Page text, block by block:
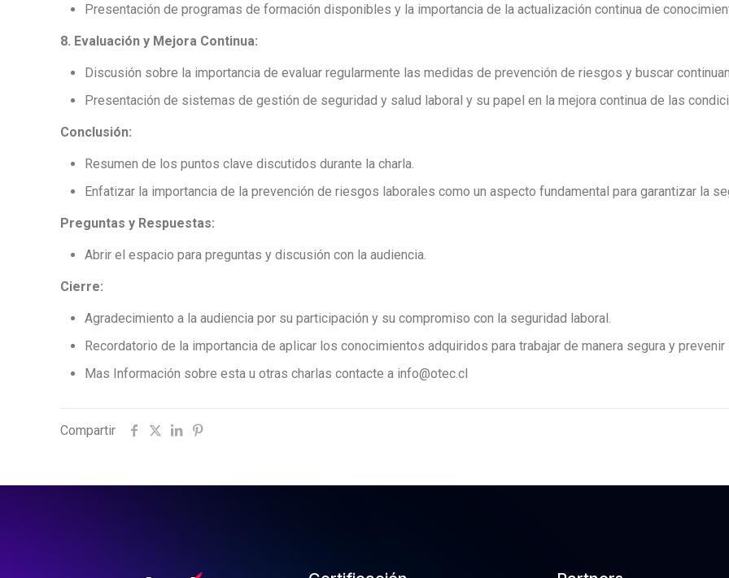
Presentación de programas de formación disponibles y la importancia de la actualización continua de
8. Evaluación y Mejora Continua:
Discusión sobre la importancia de evaluar regularmente las medidas de prevención de riesgos y buscar
Presentación de sistemas de gestión de seguridad y salud laboral y su papel en la mejora continua de las
Conclusión:
Resumen de los puntos clave discutidos durante la charla.
Enfatizar la importancia de la prevención de riesgos laborales como un aspecto fundamental para garantizar la
Preguntas y Respuestas:
Abrir el espacio para preguntas y discusión con la audiencia.
Cierre:
Agradecimiento a la audiencia por su participación y su compromiso con la seguridad laboral.
Recordatorio de la importancia de aplicar los conocimientos adquiridos para trabajar de manera segura y
Mas Información sobre esta u otras charlas contacte a info@otec.cl
Compartir